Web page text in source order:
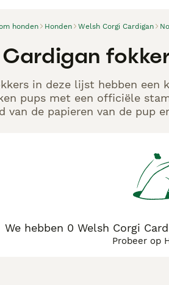
honden Honden Welsh Corgi Cardigan
in deze lijst hebben
pups met een officiële
de papieren van de pup
We hebben 0 Welsh Corgi
Probeer op